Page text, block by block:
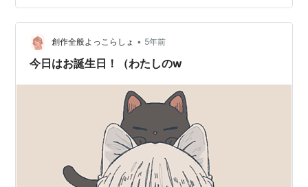
る人は、いませんでした。 甘いものと言えば、サツマイ
モを蒸かしたものだけでしたから。 小学生のころの誕生
日に、母がどこかで、もち米とあずきを手に入れてき
て、お赤飯を炊き、イイダコの煮物を作ってくれたこと
創作全般よっこらしょ • 5年前
今日はお誕生日！（わたしのw